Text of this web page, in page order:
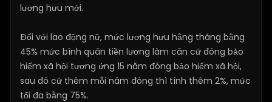
lương hưu mới.
Đối với lao động nữ, mức lương hưu hằng tháng bằng
45% mức bình quân tiền lương làm căn cứ đóng bảo
hiểm xã hội tương ứng 15 năm đóng bảo hiểm xã hội,
sau đó cứ thêm mỗi năm đóng thì tính thêm 2%, mức
tối đa bằng 75%.